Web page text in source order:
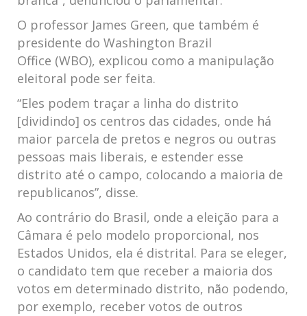
O professor James Green, que também é
presidente do Washington Brazil
Office (WBO), explicou como a manipulação
eleitoral pode ser feita.
“Eles podem traçar a linha do distrito
[dividindo] os centros das cidades, onde há
maior parcela de pretos e negros ou outras
pessoas mais liberais, e estender esse
distrito até o campo, colocando a maioria de
republicanos”, disse.
Ao contrário do Brasil, onde a eleição para a
Câmara é pelo modelo proporcional, nos
Estados Unidos, ela é distrital. Para se eleger,
o candidato tem que receber a maioria dos
votos em determinado distrito, não podendo,
por exemplo, receber votos de outros